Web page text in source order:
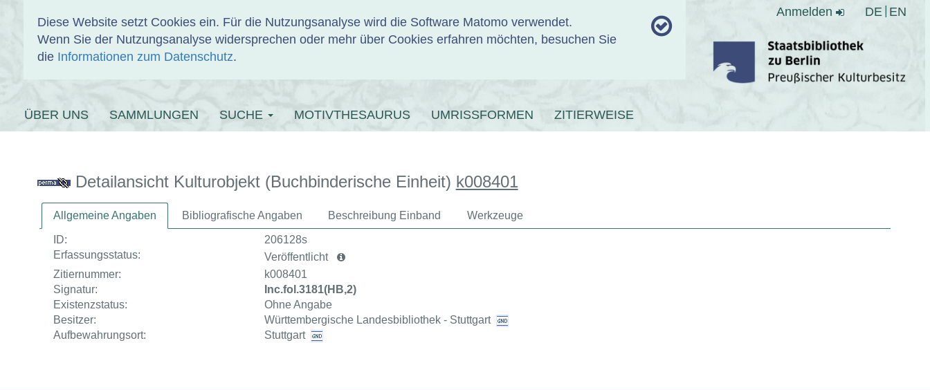
Diese Website setzt Cookies ein. Für die Nutzungsanalyse wird die Software Matomo verwendet.
Wenn Sie der Nutzungsanalyse widersprechen oder mehr über Cookies erfahren möchten, besuchen Sie
die Informationen zum Datenschutz.
Anmelden DE EN
EINBANDDATENBANK
ÜBER UNS SAMMLUNGEN SUCHE MOTIVTHESAURUS UMRISSFORMEN ZITIERWEISE
Detailansicht Kulturobjekt (Buchbinderische Einheit) k008401
Allgemeine Angaben Bibliografische Angaben Beschreibung Einband Werkzeuge
ID:
206128s
Erfassungsstatus:
Veröffentlicht
Zitiernummer:
k008401
Signatur:
Inc.fol.3181(HB,2)
Existenzstatus:
Ohne Angabe
Besitzer:
Württembergische Landesbibliothek - Stuttgart
Aufbewahrungsort:
Stuttgart